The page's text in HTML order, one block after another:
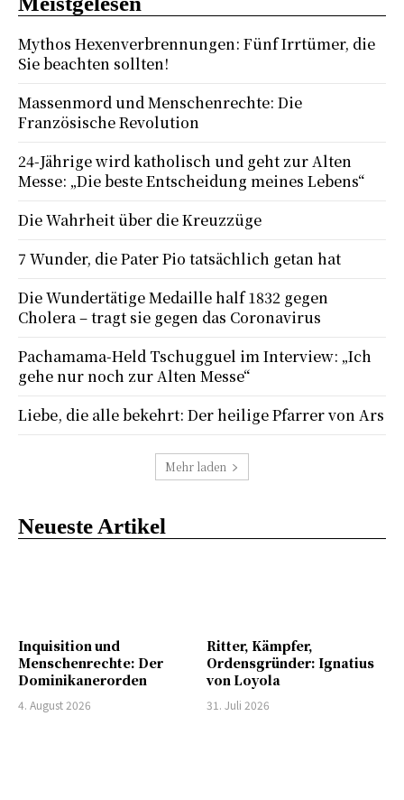
Neueste Artikel
Inquisition und
Menschenrechte: Der
Dominikanerorden
4. August 2026
Ritter, Kämpfer,
Ordensgründer: Ignatius
von Loyola
31. Juli 2026
Mythos Hexenverbrennungen: Fünf Irrtümer, die
Sie beachten sollten!
Massenmord und Menschenrechte: Die
Französische Revolution
24-Jährige wird katholisch und geht zur Alten
Messe: „Die beste Entscheidung meines Lebens“
Die Wahrheit über die Kreuzzüge
7 Wunder, die Pater Pio tatsächlich getan hat
Die Wundertätige Medaille half 1832 gegen
Cholera – tragt sie gegen das Coronavirus
Pachamama-Held Tschugguel im Interview: „Ich
gehe nur noch zur Alten Messe“
Liebe, die alle bekehrt: Der heilige Pfarrer von Ars
Mehr laden